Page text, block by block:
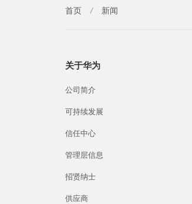
首页 / 新闻
关于华为
公司简介
可持续发展
信任中心
管理层信息
招贤纳士
供应商